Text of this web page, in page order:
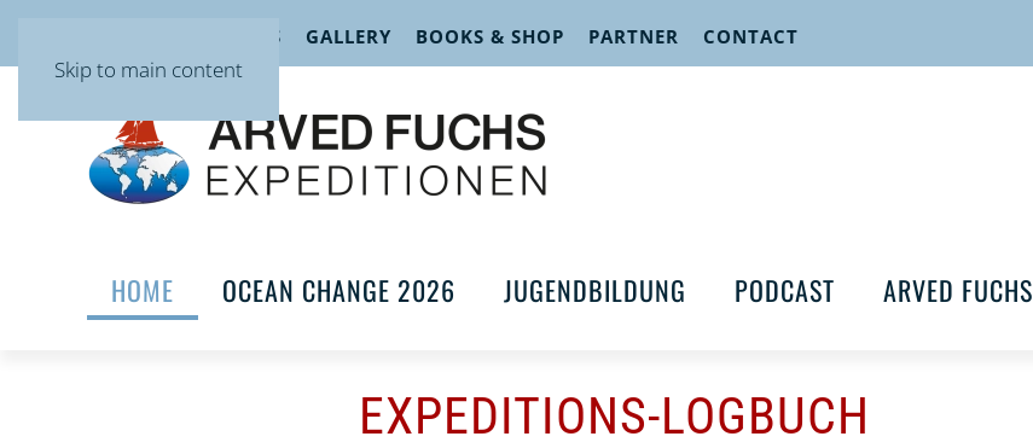
Skip to main content
LECTURES GALLERY BOOKS & SHOP PARTNER CONTACT
HOME OCEAN CHANGE 2026 JUGENDBILDUNG PODCAST ARVED FUCHS
EXPEDITIONS-LOGBUCH